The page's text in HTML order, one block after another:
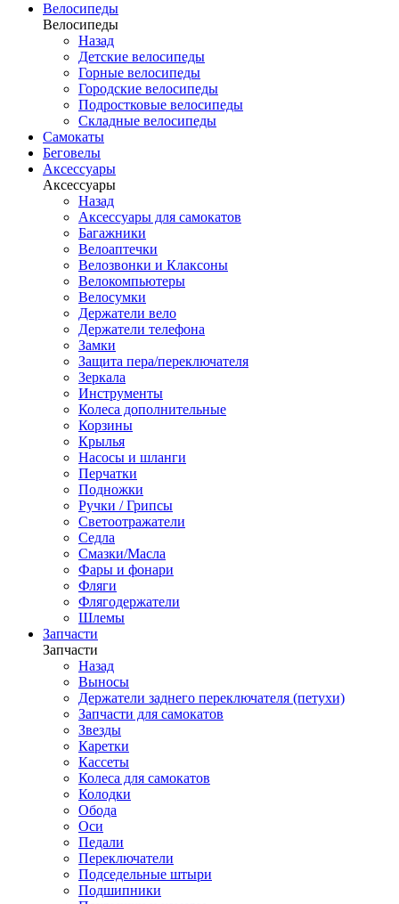
Велосипеды
Велосипеды
Назад
Детские велосипеды
Горные велосипеды
Городские велосипеды
Подростковые велосипеды
Складные велосипеды
Самокаты
Беговелы
Аксессуары
Аксессуары
Назад
Аксессуары для самокатов
Багажники
Велоаптечки
Велозвонки и Клаксоны
Велокомпьютеры
Велосумки
Держатели вело
Держатели телефона
Замки
Защита пера/переключателя
Зеркала
Инструменты
Колеса дополнительные
Корзины
Крылья
Насосы и шланги
Перчатки
Подножки
Ручки / Грипсы
Светоотражатели
Седла
Смазки/Масла
Фары и фонари
Фляги
Флягодержатели
Шлемы
Запчасти
Запчасти
Назад
Выносы
Держатели заднего переключателя (петухи)
Запчасти для самокатов
Звезды
Каретки
Кассеты
Колеса для самокатов
Колодки
Обода
Оси
Педали
Переключатели
Подседельные штыри
Подшипники